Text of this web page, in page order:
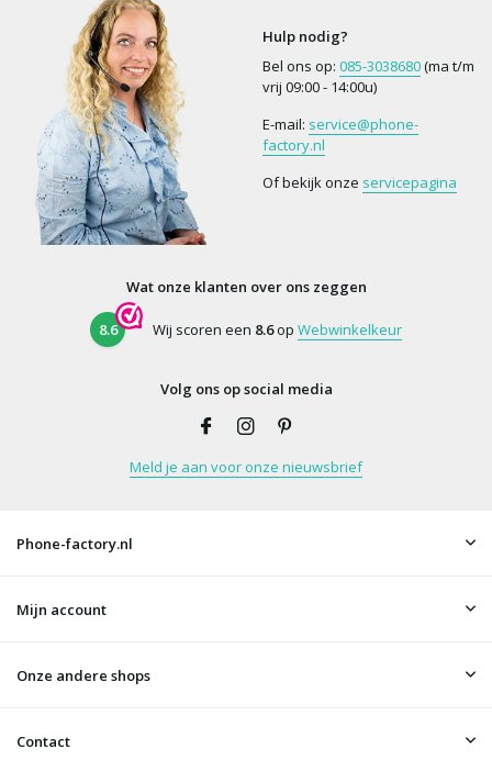
Hulp nodig?
Bel ons op: 085-3038680(ma t/m
vrij 09:00 - 14:00u)
E-mail: service@phone-
factory.nl
Of bekijk onze servicepagina
Wat onze klanten over ons zeggen
8.6 Wij scoren een 8.6op Webwinkelkeur
Volg ons op social media
Meld je aan voor onze nieuwsbrief
Phone-factory.nl
Mijn account
Onze andere shops
Contact